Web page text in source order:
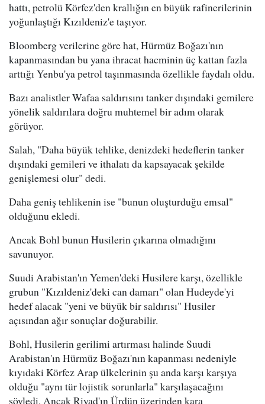
hattı, petrolü Körfez'den krallığın en büyük rafinerilerinin
yoğunlaştığı Kızıldeniz'e taşıyor.
Bloomberg verilerine göre hat, Hürmüz Boğazı'nın
kapanmasından bu yana ihracat hacminin üç kattan fazla
arttığı Yenbu'ya petrol taşınmasında özellikle faydalı oldu.
Bazı analistler Wafaa saldırısını tanker dışındaki gemilere
yönelik saldırılara doğru muhtemel bir adım olarak
görüyor.
Salah, "Daha büyük tehlike, denizdeki hedeflerin tanker
dışındaki gemileri ve ithalatı da kapsayacak şekilde
genişlemesi olur" dedi.
Daha geniş tehlikenin ise "bunun oluşturduğu emsal"
olduğunu ekledi.
Ancak Bohl bunun Husilerin çıkarına olmadığını
savunuyor.
Suudi Arabistan'ın Yemen'deki Husilere karşı, özellikle
grubun "Kızıldeniz'deki can damarı" olan Hudeyde'yi
hedef alacak "yeni ve büyük bir saldırısı" Husiler
açısından ağır sonuçlar doğurabilir.
Bohl, Husilerin gerilimi artırması halinde Suudi
Arabistan'ın Hürmüz Boğazı'nın kapanması nedeniyle
kıyıdaki Körfez Arap ülkelerinin şu anda karşı karşıya
olduğu "aynı tür lojistik sorunlarla" karşılaşacağını
söyledi. Ancak Riyad'ın Ürdün üzerinden kara